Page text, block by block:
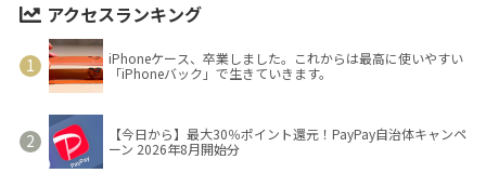
アクセスランキング
iPhoneケース、卒業しました。これからは最高に使いやすい
「iPhoneバック」で生きていきます。
【今日から】最大30％ポイント還元！PayPay自治体キャンペ
ーン 2026年8月開始分